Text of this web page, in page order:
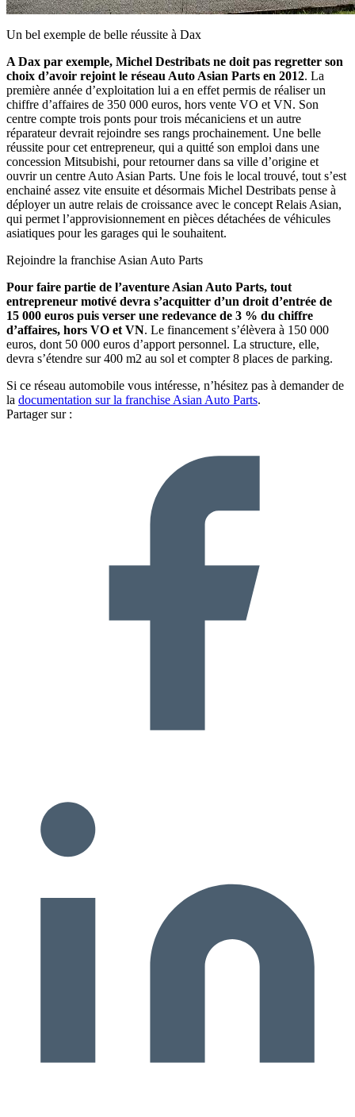
Un bel exemple de belle réussite à Dax
A Dax par exemple, Michel Destribats ne doit pas regretter son
choix d’avoir rejoint le réseau Auto Asian Parts en 2012. La
première année d’exploitation lui a en effet permis de réaliser un
chiffre d’affaires de 350 000 euros, hors vente VO et VN. Son
centre compte trois ponts pour trois mécaniciens et un autre
réparateur devrait rejoindre ses rangs prochainement. Une belle
réussite pour cet entrepreneur, qui a quitté son emploi dans une
concession Mitsubishi, pour retourner dans sa ville d’origine et
ouvrir un centre Auto Asian Parts. Une fois le local trouvé, tout s’est
enchainé assez vite ensuite et désormais Michel Destribats pense à
déployer un autre relais de croissance avec le concept Relais Asian,
qui permet l’approvisionnement en pièces détachées de véhicules
asiatiques pour les garages qui le souhaitent.
Rejoindre la franchise Asian Auto Parts
Pour faire partie de l’aventure Asian Auto Parts, tout
entrepreneur motivé devra s’acquitter d’un droit d’entrée de
15 000 euros puis verser une redevance de 3 % du chiffre
d’affaires, hors VO et VN. Le financement s’élèvera à 150 000
euros, dont 50 000 euros d’apport personnel. La structure, elle,
devra s’étendre sur 400 m2 au sol et compter 8 places de parking.
Si ce réseau automobile vous intéresse, n’hésitez pas à demander de
la documentation sur la franchise Asian Auto Parts.
Partager sur :